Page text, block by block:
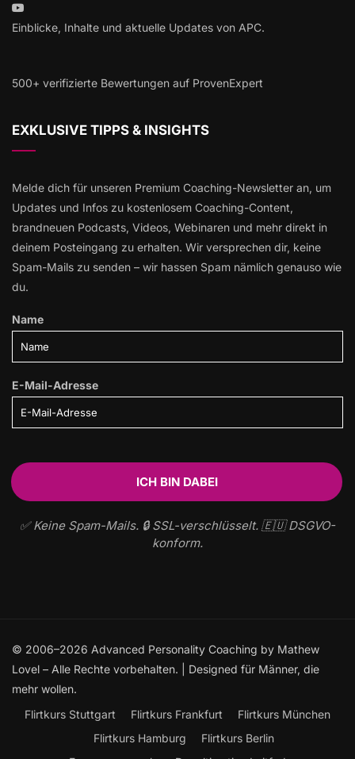
Einblicke, Inhalte und aktuelle Updates von APC.
500+ verifizierte Bewertungen auf ProvenExpert
EXKLUSIVE TIPPS & INSIGHTS
Melde dich für unseren Premium Coaching-Newsletter an, um
Updates und Infos zu kostenlosem Coaching-Content,
brandneuen Podcasts, Videos, Webinaren und mehr direkt in
deinem Posteingang zu erhalten. Wir versprechen dir, keine
Spam-Mails zu senden – wir hassen Spam nämlich genauso wie
du.
Name
E-Mail-Adresse
✅ Keine Spam-Mails. 🔒 SSL-verschlüsselt. 🇪🇺 DSGVO-
konform.
© 2006–2026 Advanced Personality Coaching by Mathew
Lovel – Alle Rechte vorbehalten. | Designed für Männer, die
mehr wollen.
Flirtkurs Stuttgart
Flirtkurs Frankfurt
Flirtkurs München
Flirtkurs Hamburg
Flirtkurs Berlin